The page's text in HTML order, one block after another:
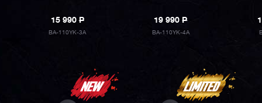
15 990P
BA-110YK-3A
19 990P
BA-110YK-4A